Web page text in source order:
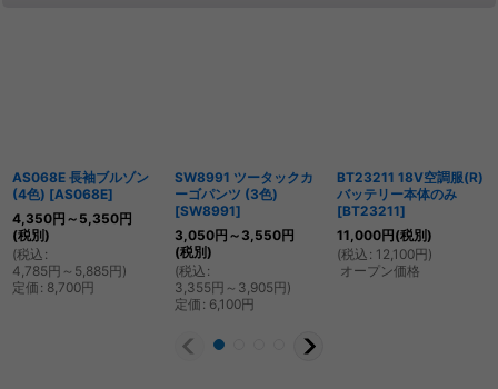
AS068E 長袖ブルゾン
(4色) [AS068E]
4,350円 ～5,350円
(税別)
(税込 :
4,785円 ～5,885円)
定価 : 8,700円
SW8991 ツータックカ
ーゴパンツ (3色)
[SW8991]
3,050円 ～3,550円
(税別)
(税込 :
3,355円 ～3,905円)
定価 : 6,100円
BT23211 18V空調服(R)
バッテリー本体のみ
[BT23211]
11,000円(税別)
(税込 : 12,100円)
オープン価格